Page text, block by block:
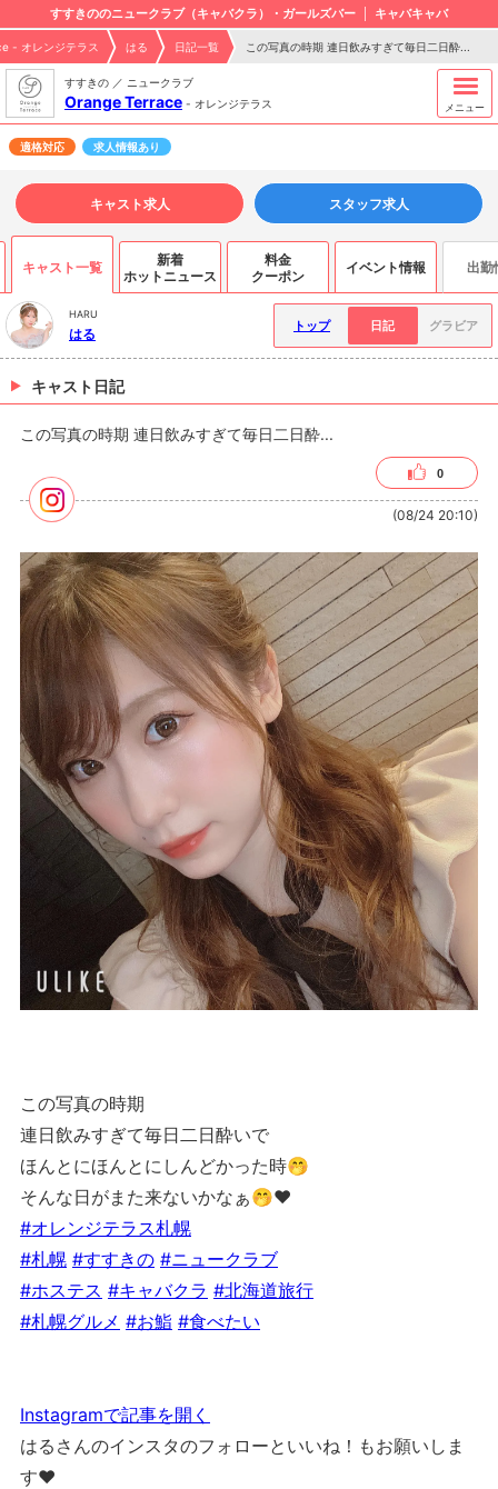
すすきののニュークラブ（キャバクラ）・ガールズバー キャバキャバ
- オレンジテラス はる 日記一覧 この写真の時期 連日飲みすぎて毎日二日酔...
すすきの ／ ニュークラブ
Orange Terrace - オレンジテラス メニュー
適格対応 求人情報あり
キャスト求人 スタッフ求人
キャスト一覧
新着
ホットニュース
料金
クーポン
イベント情報 出勤
HARU
はる トップ 日記 グラビア
キャスト日記
この写真の時期 連日飲みすぎて毎日二日酔...
0
(08/24 20:10)
この写真の時期
連日飲みすぎて毎日二日酔いで
ほんとにほんとにしんどかった時🤭
そんな日がまた来ないかなぁ🤭❤︎
#オレンジテラス札幌
#札幌 #すすきの #ニュークラブ
#ホステス #キャバクラ #北海道旅行
#札幌グルメ #お鮨 #食べたい
Instagramで記事を開く
はるさんのインスタのフォローといいね！もお願いしま
す❤︎